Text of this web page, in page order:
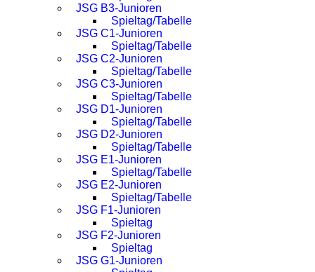
JSG B3-Junioren
Spieltag/Tabelle
JSG C1-Junioren
Spieltag/Tabelle
JSG C2-Junioren
Spieltag/Tabelle
JSG C3-Junioren
Spieltag/Tabelle
JSG D1-Junioren
Spieltag/Tabelle
JSG D2-Junioren
Spieltag/Tabelle
JSG E1-Junioren
Spieltag/Tabelle
JSG E2-Junioren
Spieltag/Tabelle
JSG F1-Junioren
Spieltag
JSG F2-Junioren
Spieltag
JSG G1-Junioren